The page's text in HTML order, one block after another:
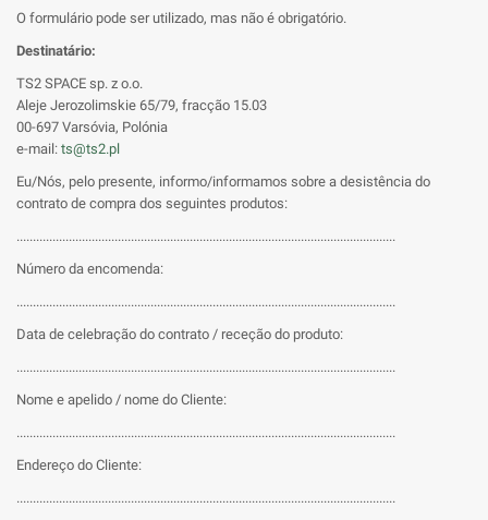
O formulário pode ser utilizado, mas não é obrigatório.
Destinatário:
TS2 SPACE sp. z o.o.
Aleje Jerozolimskie 65/79, fracção 15.03
00-697 Varsóvia, Polónia
e-mail: ts@ts2.pl
Eu/Nós, pelo presente, informo/informamos sobre a desistência do
contrato de compra dos seguintes produtos:
....................................................................................................................
Número da encomenda:
....................................................................................................................
Data de celebração do contrato / receção do produto:
....................................................................................................................
Nome e apelido / nome do Cliente:
....................................................................................................................
Endereço do Cliente:
....................................................................................................................